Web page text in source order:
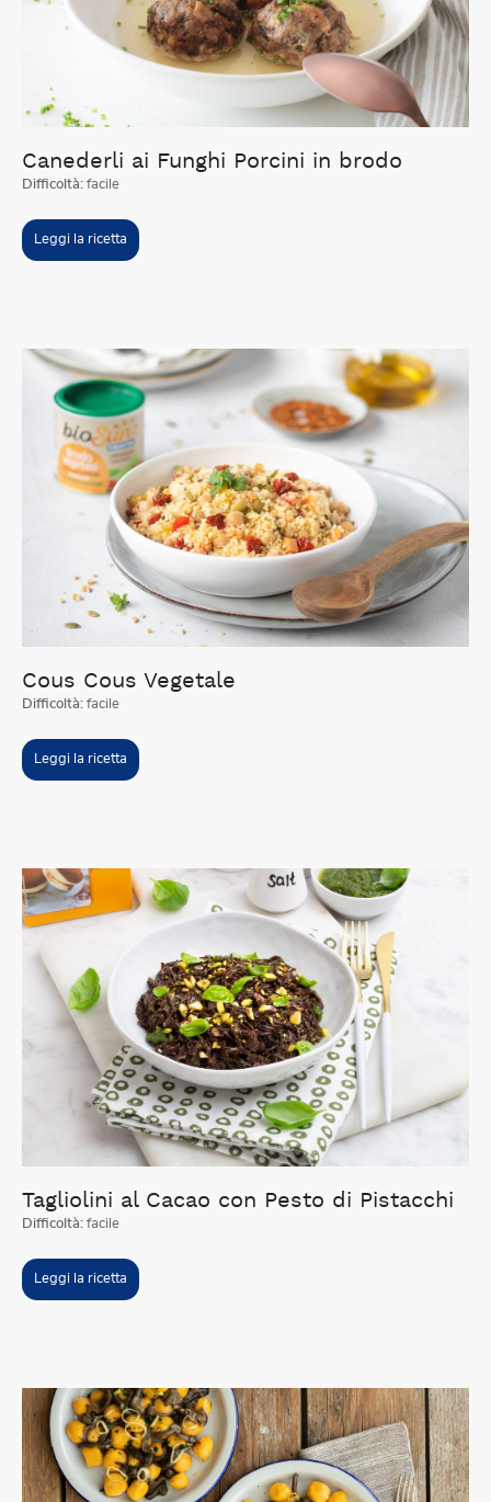
Canederli ai Funghi Porcini in brodo
Difficoltà: facile
Leggi la ricetta
Cous Cous Vegetale
Difficoltà: facile
Leggi la ricetta
Tagliolini al Cacao con Pesto di Pistacchi
Difficoltà: facile
Leggi la ricetta